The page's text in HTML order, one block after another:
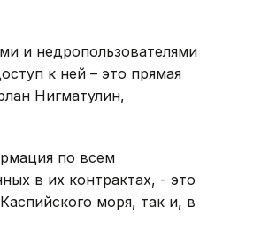
и недропользователями
к ней – это прямая
Нигматулин,
по всем
в их контрактах, - это
моря, так и, в